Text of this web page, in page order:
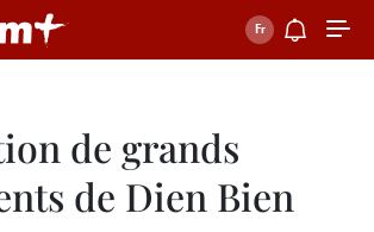
de grands
de Dien Bien